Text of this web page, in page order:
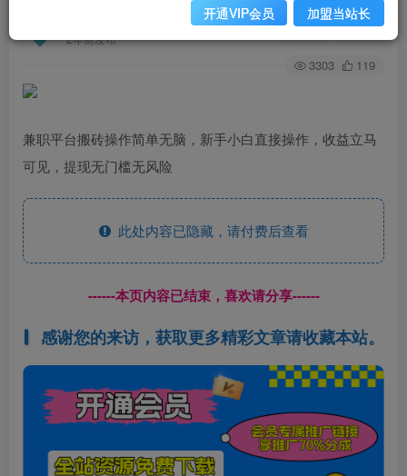
2年前发布
关注 私信
3303 119
兼职平台搬砖操作简单无脑，新手小白直接操作，收益立马
可见，提现无门槛无风险
此处内容已隐藏，请付费后查看
------本页内容已结束，喜欢请分享------
感谢您的来访，获取更多精彩文章请收藏本站。
开通VIP会员 加盟当站长